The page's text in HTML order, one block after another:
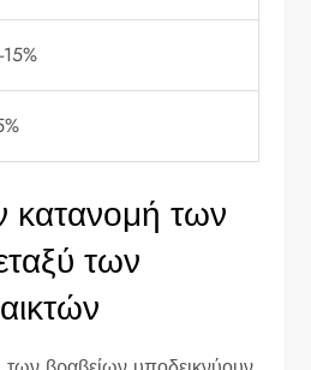
κατανομή των
των